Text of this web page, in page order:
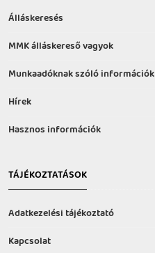
Álláskeresés
MMK álláskereső vagyok
Munkaadóknak szóló információk
Hírek
Hasznos információk
TÁJÉKOZTATÁSOK
Adatkezelési tájékoztató
Kapcsolat